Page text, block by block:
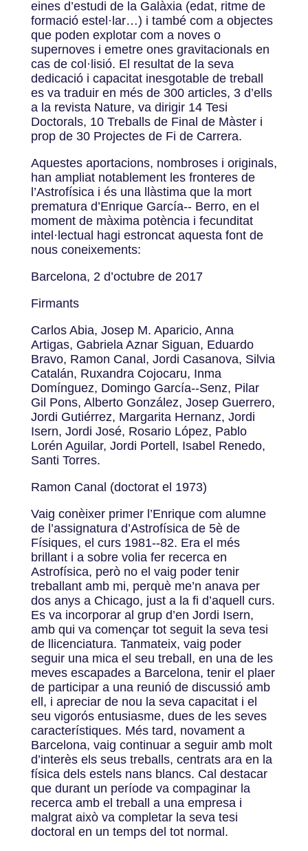
eines d’estudi de la Galàxia (edat, ritme de
formació estel·lar…) i també com a objectes
que poden explotar com a noves o
supernoves i emetre ones gravitacionals en
cas de col·lisió. El resultat de la seva
dedicació i capacitat inesgotable de treball
es va traduir en més de 300 articles, 3 d’ells
a la revista Nature, va dirigir 14 Tesi
Doctorals, 10 Treballs de Final de Màster i
prop de 30 Projectes de Fi de Carrera.
Aquestes aportacions, nombroses i originals,
han ampliat notablement les fronteres de
l’Astrofísica i és una llàstima que la mort
prematura d’Enrique García-­‐ Berro, en el
moment de màxima potència i fecunditat
intel·lectual hagi estroncat aquesta font de
nous coneixements:
Barcelona, 2 d’octubre de 2017
Firmants
Carlos Abia, Josep M. Aparicio, Anna
Artigas, Gabriela Aznar Siguan, Eduardo
Bravo, Ramon Canal, Jordi Casanova, Silvia
Catalán, Ruxandra Cojocaru, Inma
Domínguez, Domingo García-­‐Senz, Pilar
Gil Pons, Alberto González, Josep Guerrero,
Jordi Gutiérrez, Margarita Hernanz, Jordi
Isern, Jordi José, Rosario López, Pablo
Lorén Aguilar, Jordi Portell, Isabel Renedo,
Santi Torres.
Ramon Canal (doctorat el 1973)
Vaig conèixer primer l’Enrique com alumne
de l’assignatura d’Astrofísica de 5è de
Físiques, el curs 1981-­‐82. Era el més
brillant i a sobre volia fer recerca en
Astrofísica, però no el vaig poder tenir
treballant amb mi, perquè me’n anava per
dos anys a Chicago, just a la fi d’aquell curs.
Es va incorporar al grup d’en Jordi Isern,
amb qui va començar tot seguit la seva tesi
de llicenciatura. Tanmateix, vaig poder
seguir una mica el seu treball, en una de les
meves escapades a Barcelona, tenir el plaer
de participar a una reunió de discussió amb
ell, i apreciar de nou la seva capacitat i el
seu vigorós entusiasme, dues de les seves
característiques. Més tard, novament a
Barcelona, vaig continuar a seguir amb molt
d’interès els seus treballs, centrats ara en la
física dels estels nans blancs. Cal destacar
que durant un període va compaginar la
recerca amb el treball a una empresa i
malgrat això va completar la seva tesi
doctoral en un temps del tot normal.